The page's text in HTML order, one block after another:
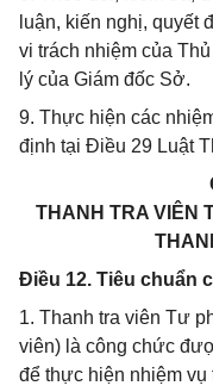
luận, kiến nghị, quyết
vi trách nhiệm của
lý của Giám đốc Sở.
9. Thực hiện các
định tại Điều 29 Luật
THANH TRA VIÊN
Điều 12. Tiêu chuẩn
1. Thanh tra viên Tư
viên) là công chức
để thực hiện nhiệm vụ